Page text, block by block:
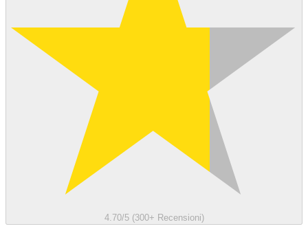
4.70/5 (300+ Recensioni)